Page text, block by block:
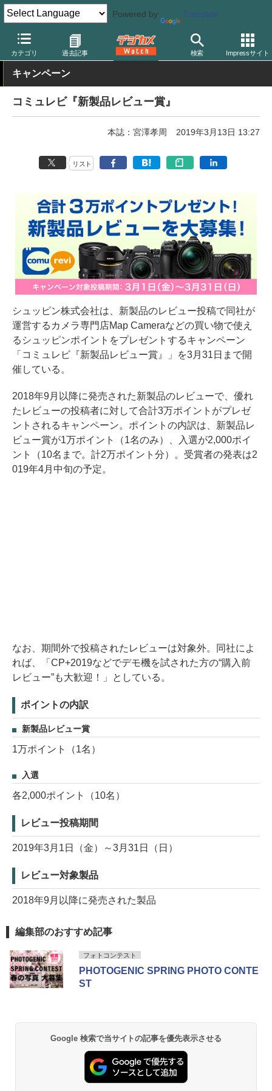
Powered by Translate
カテゴリ 過去記事 検索 Impressサイト
デジカメ Watch 業界動向 企業
キャンペーン
コミュレビ『新製品レビュー賞』
本誌：宮澤孝周 2019年3月13日 13:27
リスト
シュッピン株式会社は、新製品のレビュー投稿で同社が
運営するカメラ専門店Map Cameraなどの買い物で使え
るシュッピンポイントをプレゼントするキャンペーン
「コミュレビ『新製品レビュー賞』」を3月31日まで開
催している。
2018年9月以降に発売された新製品のレビューで、優れ
たレビューの投稿者に対して合計3万ポイントがプレゼ
ントされるキャンペーン。ポイントの内訳は、新製品レ
ビュー賞が1万ポイント（1名のみ）、入選が2,000ポイ
ント（10名まで。計2万ポイント分）。受賞者の発表は2
019年4月中旬の予定。
なお、期間外で投稿されたレビューは対象外。同社によ
れば、「CP+2019などでデモ機を試された方の“購入前
レビュー”も大歓迎！」としている。
ポイントの内訳
新製品レビュー賞
1万ポイント（1名）
入選
各2,000ポイント（10名）
レビュー投稿期間
2019年3月1日（金）～3月31日（日）
レビュー対象製品
2018年9月以降に発売された製品
編集部のおすすめ記事
フォトコンテスト
PHOTOGENIC SPRING PHOTO CONTE
ST
Google 検索で当サイトの記事を優先表示させる